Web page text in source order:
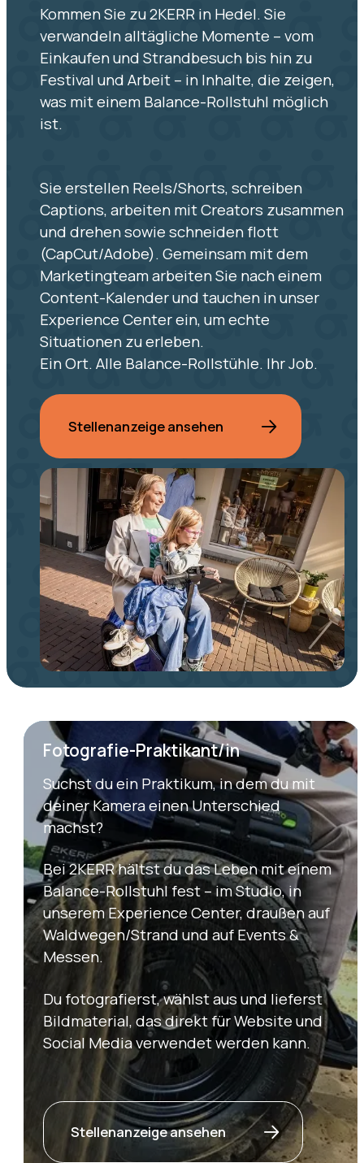
Kommen Sie zu 2KERR in Hedel. Sie
verwandeln alltägliche Momente – vom
Einkaufen und Strandbesuch bis hin zu
Festival und Arbeit – in Inhalte, die zeigen,
was mit einem Balance-Rollstuhl möglich
ist.
Sie erstellen Reels/Shorts, schreiben
Captions, arbeiten mit Creators zusammen
und drehen sowie schneiden flott
(CapCut/Adobe). Gemeinsam mit dem
Marketingteam arbeiten Sie nach einem
Content-Kalender und tauchen in unser
Experience Center ein, um echte
Situationen zu erleben.
Ein Ort. Alle Balance-Rollstühle. Ihr Job.
Stellenanzeige ansehen
Fotografie-Praktikant/in
Suchst du ein Praktikum, in dem du mit
deiner Kamera einen Unterschied
machst?
Bei 2KERR hältst du das Leben mit einem
Balance-Rollstuhl fest – im Studio, in
unserem Experience Center, draußen auf
Waldwegen/Strand und auf Events &
Messen.
Du fotografierst, wählst aus und lieferst
Bildmaterial, das direkt für Website und
Social Media verwendet werden kann.
Stellenanzeige ansehen